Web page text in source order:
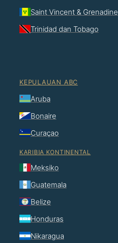
Saint Vincent & Grenadine
Trinidad dan Tobago
KEPULAUAN ABC
Aruba
Bonaire
Curaçao
KARIBIA KONTINENTAL
Meksiko
Guatemala
Belize
Honduras
Nikaragua